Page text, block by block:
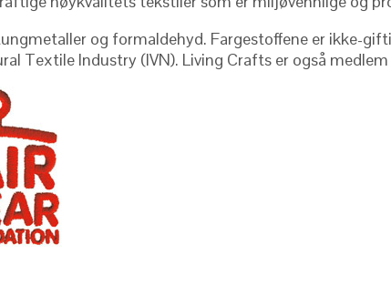
og formaldehyd. Fargestoffene er ikke-
Textile Industry (IVN). Living Crafts er også